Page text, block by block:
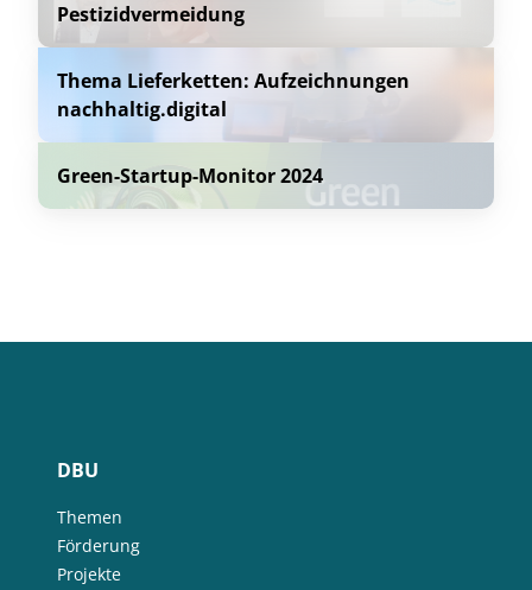
Pestizidvermeidung
Thema Lieferketten: Aufzeichnungen
nachhaltig.digital
Green-Startup-Monitor 2024
DBU
Themen
Förderung
Projekte